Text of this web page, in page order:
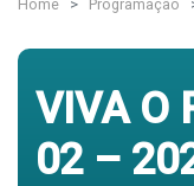
Home Programação
VIVA O
02 –